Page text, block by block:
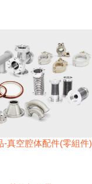
-真空腔体配件(零組件)